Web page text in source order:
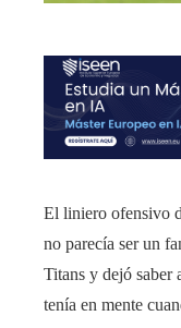
El liniero ofensivo
no parecía ser un
Titans y dejó saber
tenía en mente